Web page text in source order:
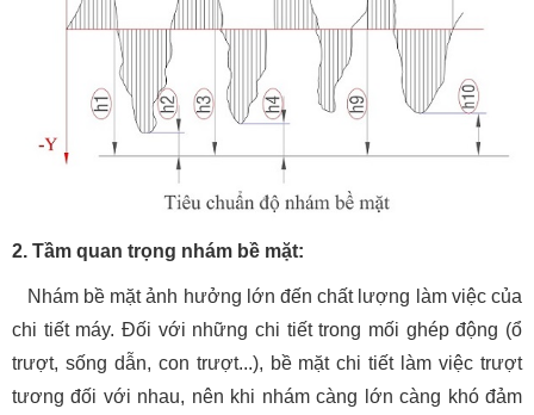
2. Tầm quan trọng nhám bề mặt:
Nhám bề mặt ảnh hưởng lớn đến chất lượng làm việc của
chi tiết máy. Đối với những chi tiết trong mối ghép động (ổ
trượt, sống dẫn, con trượt...), bề mặt chi tiết làm việc trượt
tương đối với nhau, nên khi nhám càng lớn càng khó đảm